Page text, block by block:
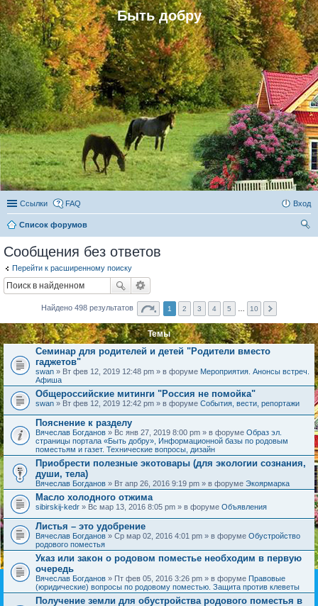
Быть добру
Ссылки FAQ Вход
Список форумов
Сообщения без ответов
Перейти к расширенному поиску
Найдено 498 результатов 1 2 3 4 5 10
Темы
Семинар для родителей и детей "Родители вместо
гаджетов"
swan » Вт фев 12, 2019 12:48 pm » в форуме Мероприятия. Анонсы встреч.
Афиша
Общероссийские митинги "Россия не помойка"
swan » Вт фев 12, 2019 12:42 pm » в форуме События, вести, репортажи
Пояснение к разделу
Вячеслав Богданов » Вс янв 27, 2019 8:00 pm » в форуме Образ эл.
страницы портала «Быть добру», Информационной базы по родовым
поместьям и газет. Технические вопросы, дизайн
Приобрести полезные экотовары (для экологии сознания,
души, тела)
Вячеслав Богданов » Вт апр 26, 2016 9:19 pm » в форуме Экоярмарка
Масло холодного отжима
sibirskij-kedr » Вс мар 13, 2016 8:05 pm » в форуме Объявления
Листья – это удобрение
Вячеслав Богданов » Ср мар 02, 2016 4:01 pm » в форуме Обустройство
родового поместья
Указ или закон о родовом поместье необходим в первую
очередь
Вячеслав Богданов » Пт фев 05, 2016 3:26 pm » в форуме Правовые
(юридические) вопросы по родовому поместью. Защита против клеветы
Получение земли для обустройства родового поместья в